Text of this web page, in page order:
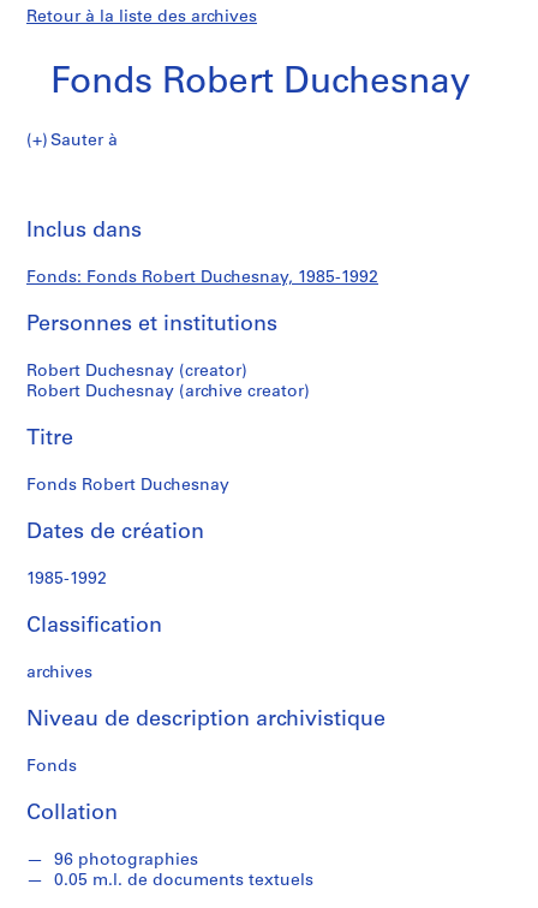
Retour à la liste des archives
Fonds Robert Duchesnay
Fonds
Sauter à
i
(
s
:
D
m
x
o
n
w
l
i
g
a
h
Robert
Duchesnay
Inclus dans
Fonds: Fonds Robert Duchesnay, 1985-1992
Personnes et institutions
Robert Duchesnay (creator)
Robert Duchesnay (archive creator)
Titre
Fonds Robert Duchesnay
Dates de création
1985-1992
Classification
archives
Niveau de description archivistique
Fonds
Collation
96 photographies
0.05 m.l. de documents textuels